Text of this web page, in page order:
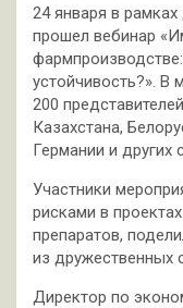
24 января в
прошел вебинар
устойчивость?». В
200
Казахстана,
Германии и других
Участники
рисками в
препаратов,
из дружественных
Директор по